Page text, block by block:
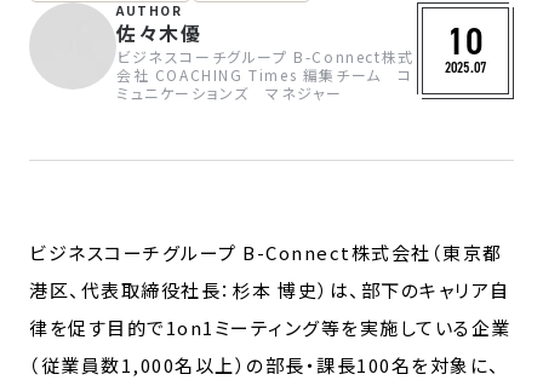
AUTHOR
佐々木優
ビジネスコーチグループ B-Connect株式
会社 COACHING Times 編集チーム コ
ミュニケーションズ マネジャー
10
2025.07
ビジネスコーチグループ B-Connect株式会社（東京都
港区、代表取締役社長：杉本 博史）は、部下のキャリア自
律を促す目的で1on1ミーティング等を実施している企業
（従業員数1,000名以上）の部長・課長100名を対象に、